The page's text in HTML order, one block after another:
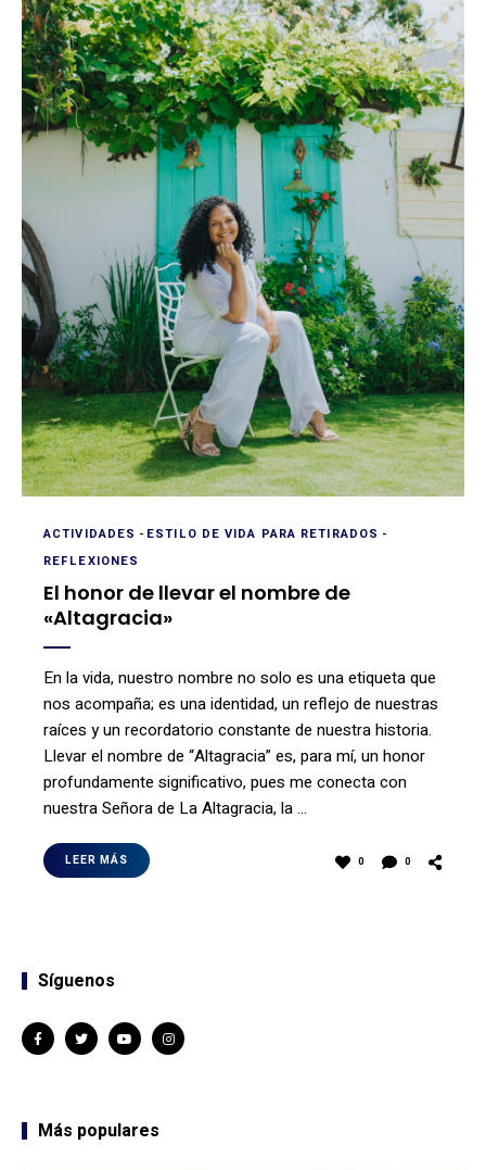
ACTIVIDADES - ESTILO DE VIDA PARA RETIRADOS -
REFLEXIONES
El honor de llevar el nombre de
«Altagracia»
En la vida, nuestro nombre no solo es una etiqueta que
nos acompaña; es una identidad, un reflejo de nuestras
raíces y un recordatorio constante de nuestra historia.
Llevar el nombre de “Altagracia” es, para mí, un honor
profundamente significativo, pues me conecta con
nuestra Señora de La Altagracia, la …
LEER MÁS 0 0
Síguenos
Más populares